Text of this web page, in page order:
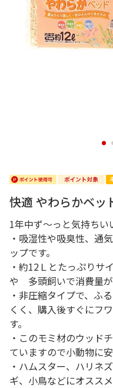
1
快適 やわらかベッ
1年中ず～っと気持ち
・吸湿性や吸臭性、通
ップです。
・約12Ｌとたっぷりサ
や 多頭飼いで消費量が
・非圧縮タイプで、ふ
くく、購入後すぐにフ
す。
・このモミ材のウッド
ていますので小動物に
・ハムスター、ハリネ
ギ、小鳥などにオススメ